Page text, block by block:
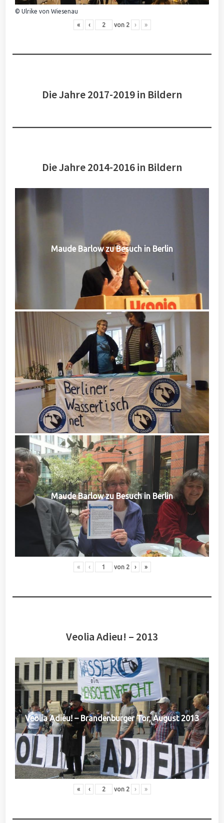
© Ulrike von Wiesenau
« ‹ von 2 › »
Die Jahre 2017-2019 in Bildern
Die Jahre 2014-2016 in Bildern
Maude Barlow zu Besuch in Berlin
Maude Barlow zu Besuch in Berlin
« ‹ von 2 › »
Veolia Adieu! – 2013
Veolia Adieu! – Brandenburger Tor, August 2013
« ‹ von 2 › »